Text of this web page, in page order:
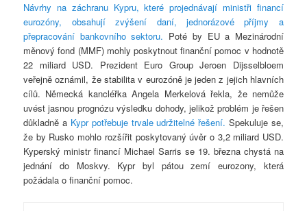
Návrhy na záchranu Kypru, které projednávají ministři financí
eurozóny, obsahují zvýšení daní, jednorázové příjmy a
přepracování bankovního sektoru. Poté by EU a Mezinárodní
měnový fond (MMF) mohly poskytnout finanční pomoc v hodnotě
22 miliard USD. Prezident Euro Group Jeroen Dijsselbloem
veřejně oznámil, že stabilita v eurozóně je jeden z jejich hlavních
cílů. Německá kancléřka Angela Merkelová řekla, že nemůže
uvést jasnou prognózu výsledku dohody, jelikož problém je řešen
důkladně a Kypr potřebuje trvale udržitelné řešení. Spekuluje se,
že by Rusko mohlo rozšířit poskytovaný úvěr o 3,2 miliard USD.
Kyperský ministr financí Michael Sarris se 19. března chystá na
jednání do Moskvy. Kypr byl pátou zemí eurozony, která
požádala o finanční pomoc.